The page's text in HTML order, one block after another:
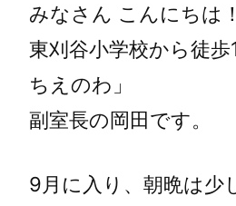
みなさん こんにちは！
東刈谷小学校から徒
ちえのわ」
副室長の岡田です。
9月に入り、朝晩は少